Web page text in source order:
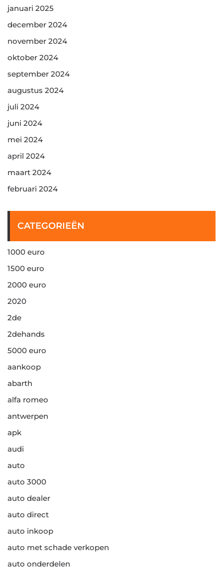
januari 2025
december 2024
november 2024
oktober 2024
september 2024
augustus 2024
juli 2024
juni 2024
mei 2024
april 2024
maart 2024
februari 2024
CATEGORIEËN
1000 euro
1500 euro
2000 euro
2020
2de
2dehands
5000 euro
aankoop
abarth
alfa romeo
antwerpen
apk
audi
auto
auto 3000
auto dealer
auto direct
auto inkoop
auto met schade verkopen
auto onderdelen